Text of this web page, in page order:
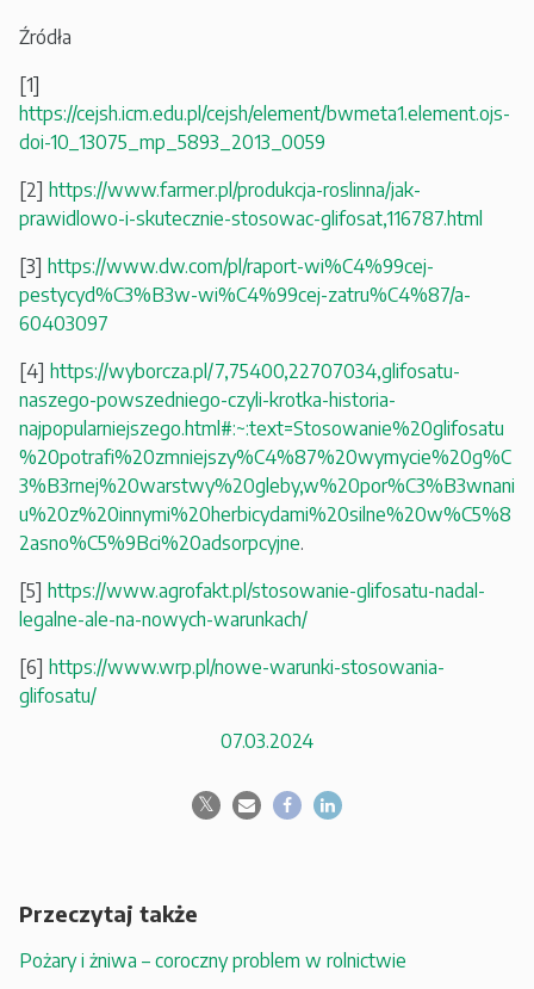
Źródła
[1]
https://cejsh.icm.edu.pl/cejsh/element/bwmeta1.element.ojs-
doi-10_13075_mp_5893_2013_0059
[2] https://www.farmer.pl/produkcja-roslinna/jak-
prawidlowo-i-skutecznie-stosowac-glifosat,116787.html
[3] https://www.dw.com/pl/raport-wi%C4%99cej-
pestycyd%C3%B3w-wi%C4%99cej-zatru%C4%87/a-
60403097
[4] https://wyborcza.pl/7,75400,22707034,glifosatu-
naszego-powszedniego-czyli-krotka-historia-
najpopularniejszego.html#:~:text=Stosowanie%20glifosatu
%20potrafi%20zmniejszy%C4%87%20wymycie%20g%C
3%B3rnej%20warstwy%20gleby,w%20por%C3%B3wnani
u%20z%20innymi%20herbicydami%20silne%20w%C5%8
2asno%C5%9Bci%20adsorpcyjne.
[5] https://www.agrofakt.pl/stosowanie-glifosatu-nadal-
legalne-ale-na-nowych-warunkach/
[6] https://www.wrp.pl/nowe-warunki-stosowania-
glifosatu/
07.03.2024
Przeczytaj także
Pożary i żniwa – coroczny problem w rolnictwie